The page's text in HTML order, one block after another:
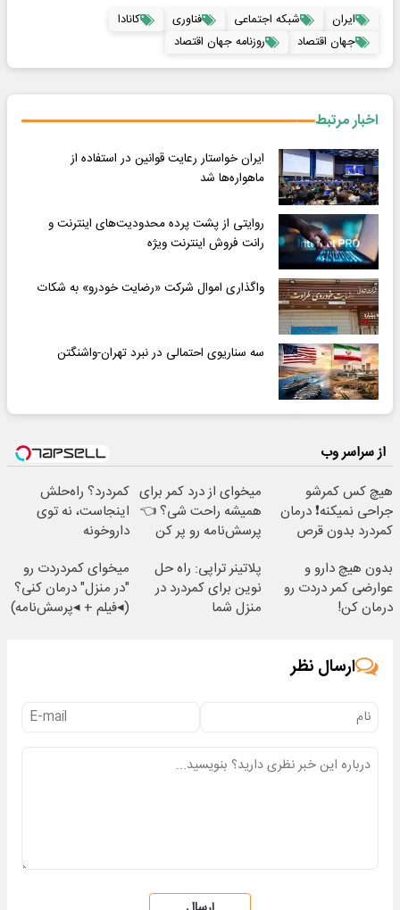
ایران شبکه اجتماعی فناوری
کانادا
جهان اقتصاد
روزنامه جهان اقتصاد
اخبار مرتبط
ایران خواستار رعایت قوانین در استفاده از
ماهواره‌ها شد
روایتی از پشت پرده محدودیت‌های اینترنت و
رانت فروش اینترنت ویژه
واگذاری اموال شرکت «رضایت خودرو» به شکات
سه سناریوی احتمالی در نبرد تهران-واشنگتن
از سراسر وب
هیچ کس کمرشو
جراحی نمیکنه❗ درمان
کمردرد بدون قرص
میخوای از درد کمر برای
همیشه راحت شی؟ 👈
پرسش‌نامه رو پر کن
کمردرد؟ راه‌حلش
اینجاست، نه توی
داروخونه
بدون هیچ دارو و
عوارضی کمر دردت رو
درمان کن!
پلاتینر تراپی: راه حل
نوین برای کمردرد در
منزل شما
میخوای کمردردت رو
"در منزل" درمان کنی؟
(◂فیلم + ◂پرسش‌نامه)
ارسال نظر